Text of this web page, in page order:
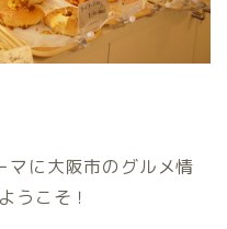
マに大阪市のグルメ情
うこそ！